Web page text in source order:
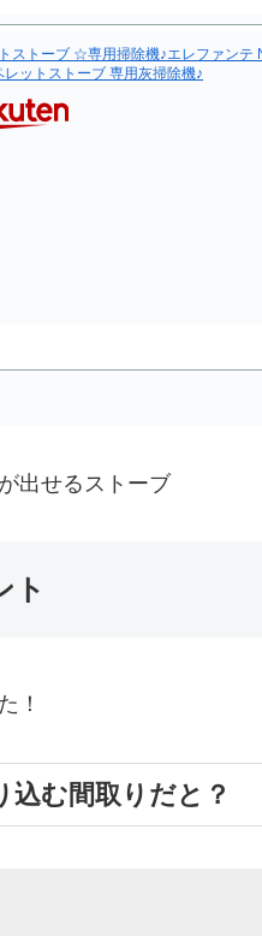
ストーブ ☆専用掃除機♪エレファンテ
レットストーブ 専用灰掃除機♪
出せるストーブ
ト
！
込む間取りだと？